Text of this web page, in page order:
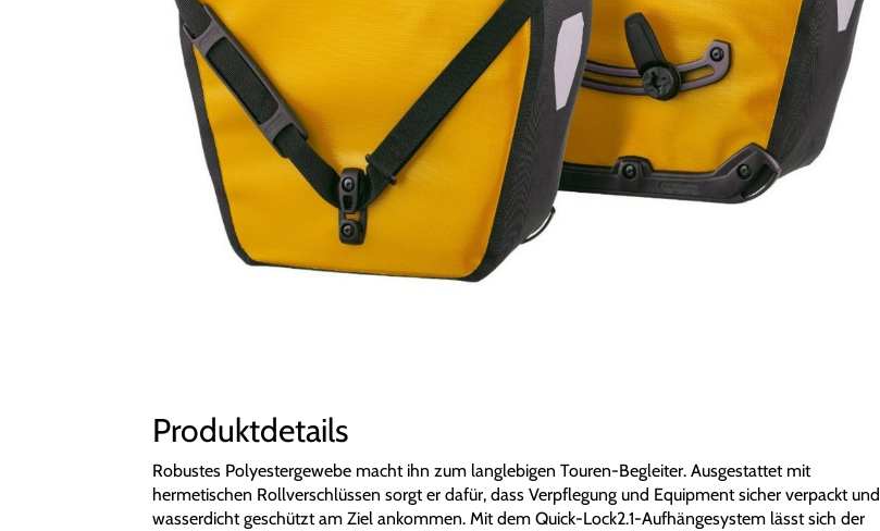
Produktdetails
Robustes Polyestergewebe macht ihn zum langlebigen Touren-Begleiter. Ausgestattet mit
hermetischen Rollverschlüssen sorgt er dafür, dass Verpflegung und Equipment sicher verpackt und
wasserdicht geschützt am Ziel ankommen. Mit dem Quick-Lock2.1-Aufhängesystem lässt sich der